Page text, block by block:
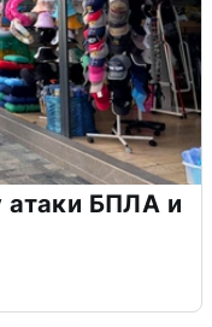
атаки БПЛА и